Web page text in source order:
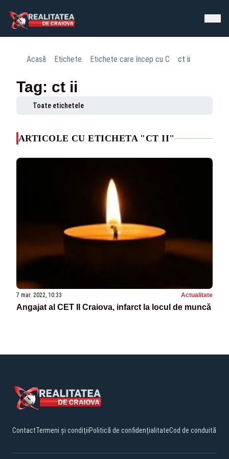
Acasă Etichete Etichete care încep cu C ct ii
Tag: ct ii
Toate etichetele
ARTICOLE CU ETICHETA "CT II"
7 mar. 2022, 10:33 Actualitate
Angajat al CET II Craiova, infarct la locul de muncă
ContactTermeni și condițiiPolitică de confidențialitateCod de conduită